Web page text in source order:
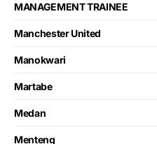
MANAGEMENT TRAINEE
Manchester United
Manokwari
Martabe
Medan
Menteng